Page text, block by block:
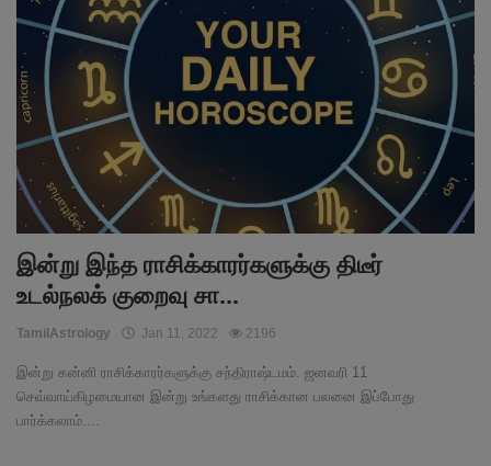
இன்று இந்த ராசிக்காரர்களுக்கு திடீர்
உடல்நலக் குறைவு சா...
TamilAstrology Jan 11, 2022 2196
இன்று கன்னி ராசிக்காரர்களுக்கு சந்திராஷ்டமம். ஜனவரி 11
செவ்வாய்கிழமையான இன்று உங்களது ராசிக்கான பலனை இப்போது
பார்க்கலாம்....